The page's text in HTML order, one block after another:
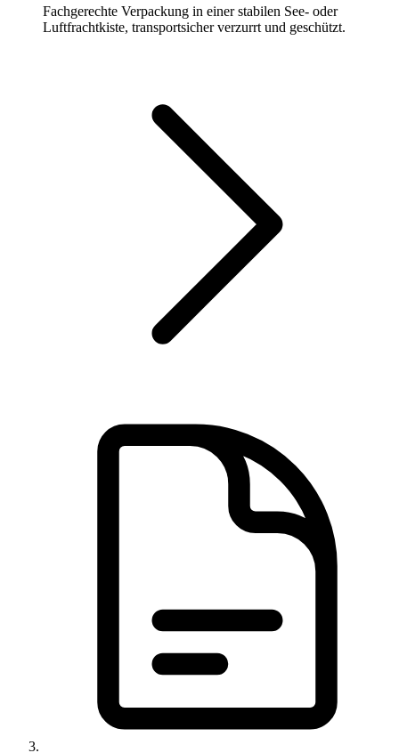
Fachgerechte Verpackung in einer stabilen See- oder
Luftfrachtkiste, transportsicher verzurrt und geschützt.